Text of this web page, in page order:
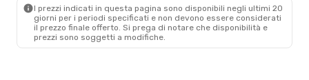
Scandinavian Airlines 1 Scalo
TOS- MIL
I prezzi indicati in questa pagina sono disponibili negli ultimi 20
giorni per i periodi specificati e non devono essere considerati
il ​​prezzo finale offerto. Si prega di notare che disponibilità e
prezzi sono soggetti a modifiche.